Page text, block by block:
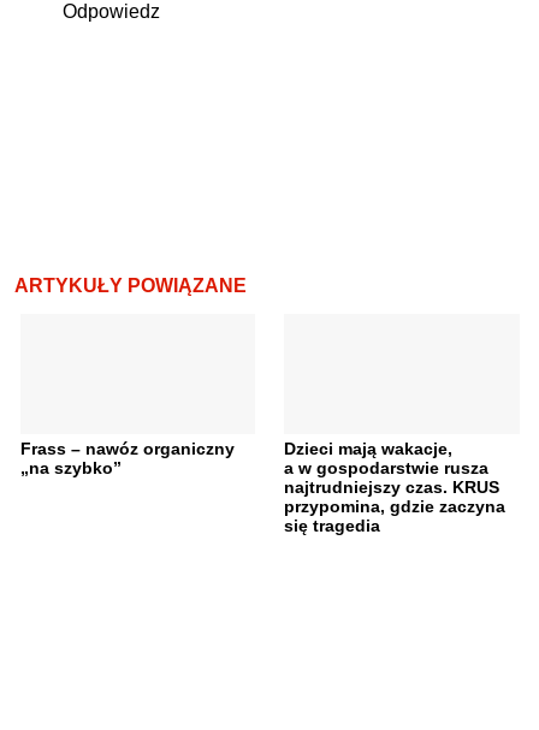
Odpowiedz
ARTYKUŁY POWIĄZANE
Frass – nawóz organiczny
„na szybko”
Dzieci mają wakacje,
a w gospodarstwie rusza
najtrudniejszy czas. KRUS
przypomina, gdzie zaczyna
się tragedia